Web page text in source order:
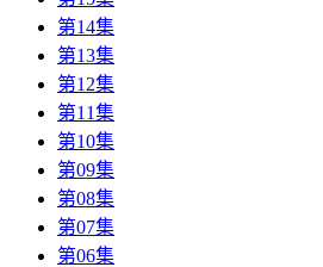
第14集
第13集
第12集
第11集
第10集
第09集
第08集
第07集
第06集